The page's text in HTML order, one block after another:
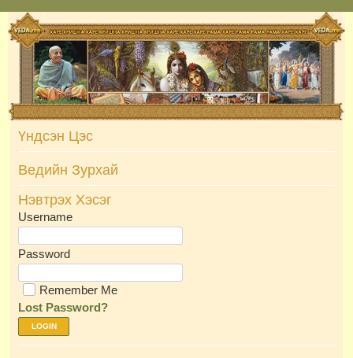
Skip
to
content
Үндсэн Цэс
Ведийн Зурхай
Нэвтрэх Хэсэг
Username
Password
Remember Me
Lost Password?
LOGIN